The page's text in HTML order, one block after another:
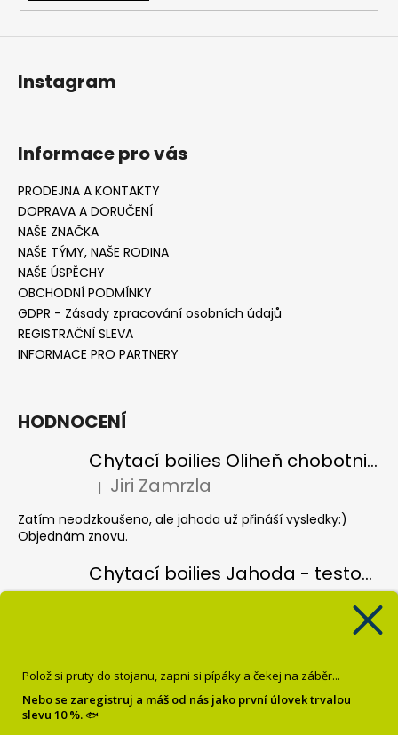
Instagram
Informace pro vás
PRODEJNA A KONTAKTY
DOPRAVA A DORUČENÍ
NAŠE ZNAČKA
NAŠE TÝMY, NAŠE RODINA
NAŠE ÚSPĚCHY
OBCHODNÍ PODMÍNKY
GDPR - Zásady zpracování osobních údajů
REGISTRAČNÍ SLEVA
INFORMACE PRO PARTNERY
HODNOCENÍ
Chytací boilies Oliheň chobotnice - testovací balení
Hodnocení produktu je 5 z 5 hvězdiček.
| Jiri Zamrzla
Zatím neodzkoušeno, ale jahoda už přináší vysledky:)
Objednám znovu.
Chytací boilies Jahoda - testovací balení
Jiri Zamrzla
Koule hezky barevný, vůně nijak intenzivní, čekal bych více
úspěchu, třeba se to poddá.
Pop up Banán
Polož si pruty do stojanu, zapni si pípáky a čekej na záběr...
Nebo se zaregistruj a máš od nás jako první úlovek trvalou
slevu 10 %.🐟